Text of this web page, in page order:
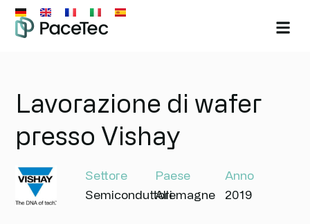
Lavorazione di wafer
presso Vishay
Settore
Semiconduttori
Paese
Allemagne
Anno
2019